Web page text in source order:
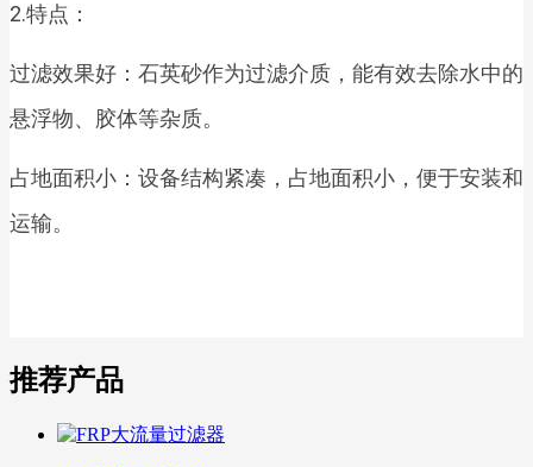
2.特点：
过滤效果好：石英砂作为过滤介质，能有效去除水中的
悬浮物、胶体等杂质。
占地面积小：设备结构紧凑，占地面积小，便于安装和
运输。
推荐产品